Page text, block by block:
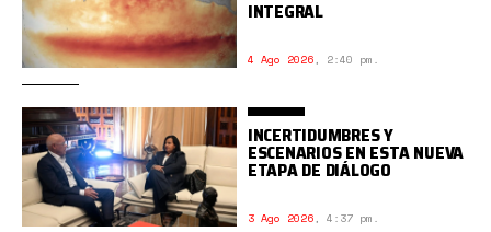
INTEGRAL
4 Ago 2026, 2:40 pm.
INCERTIDUMBRES Y
ESCENARIOS EN ESTA NUEVA
ETAPA DE DIÁLOGO
3 Ago 2026, 4:37 pm.